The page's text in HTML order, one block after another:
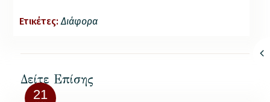
Ετικέτες: Διάφορα
Δείτε Επίσης
21